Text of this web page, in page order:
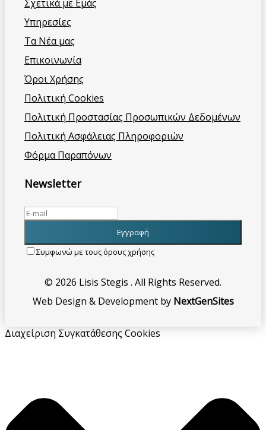
Σχετικά με Εμάς
Υπηρεσίες
Τα Νέα μας
Επικοινωνία
Όροι Χρήσης
Πολιτική Cookies
Πολιτική Προστασίας Προσωπικών Δεδομένων
Πολιτική Ασφάλειας Πληροφοριών
Φόρμα Παραπόνων
Newsletter
Συμφωνώ με τους όρους χρήσης
© 2026 Lisis Stegis . All Rights Reserved.
Web Design & Development by NextGenSites
Διαχείριση Συγκατάθεσης Cookies